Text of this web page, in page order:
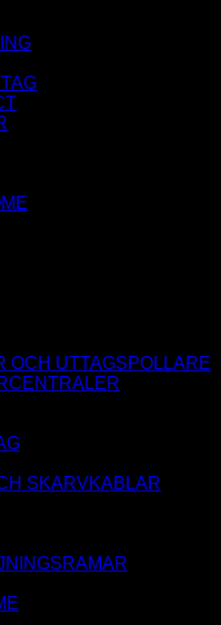
OCH UTTAGSPOLLARE
SKARVKABLAR